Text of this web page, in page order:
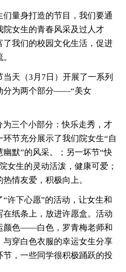
量身打造的节目，我们要通
女生的青春风采及过人才
我们的校园文化生活，促进
天（3月7日）开展了一系列
分为两个部分——“美女
为三个小部分：快乐走秀，才
节充分展示了我们院女生“自
默”的风采。；另一坏节“快
女生的灵动活泼，健康可爱；
情友爱，积极向上。
“许下心愿”的活动，让女生和
纸条上，放进许愿盒。活动
颜色——白色，罗青梅老师和
穿白色衣服的幸运女生分享
，一些同学很积极踊跃的投